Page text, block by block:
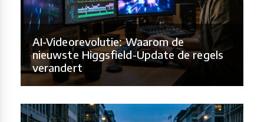
AI-Videorevolutie: Waarom de
nieuwste Higgsfield-Update de regels
verandert